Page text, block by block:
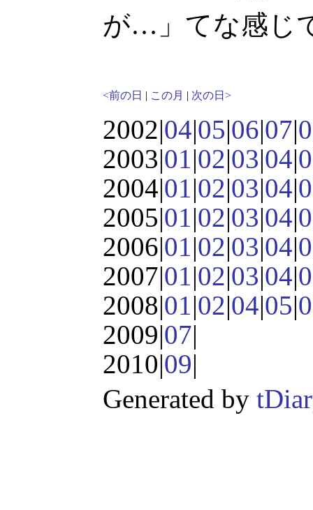
が…」てな感じ
<前の日 | この月 | 次の日>
2002|04|05|06|07|
2003|01|02|03|04|
2004|01|02|03|04|
2005|01|02|03|04|
2006|01|02|03|04|
2007|01|02|03|04|
2008|01|02|04|05|
2009|07|
2010|09|
Generated by